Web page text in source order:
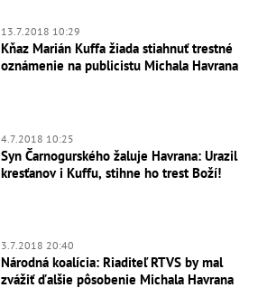
13.7.2018 10:29
Kňaz Marián Kuffa žiada stiahnuť trestné
oznámenie na publicistu Michala Havrana
4.7.2018 10:25
Syn Čarnogurského žaluje Havrana: Urazil
kresťanov i Kuffu, stihne ho trest Boží!
3.7.2018 20:40
Národná koalícia: Riaditeľ RTVS by mal
zvážiť ďalšie pôsobenie Michala Havrana